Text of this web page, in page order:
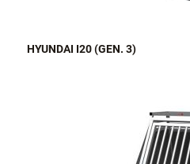
HYUNDAI I20 (GEN. 3)